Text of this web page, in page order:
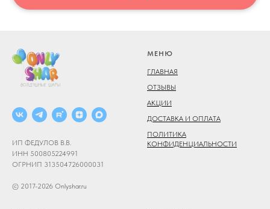
ИП ФЕДУЛОВ В.В.
ИНН 500805224991
ОГРНИП 313504726000031
© 2017-2026 Onlyshar.ru
МЕНЮ
ГЛАВНАЯ
ОТЗЫВЫ
АКЦИИ
ДОСТАВКА И ОПЛАТА
ПОЛИТИКА
КОНФИДЕНЦИАЛЬНОСТИ